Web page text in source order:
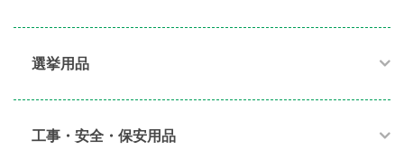
選挙用品
工事・安全・保安用品